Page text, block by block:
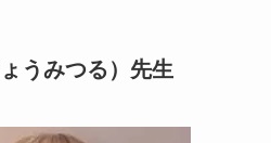
うみつる）先生